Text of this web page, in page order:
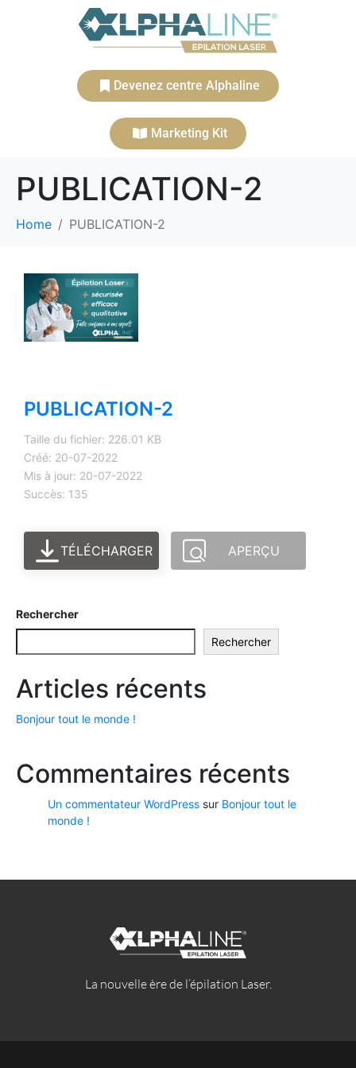
Devenez centre Alphaline
Marketing Kit
PUBLICATION-2
Home PUBLICATION-2
PUBLICATION-2
Taille du fichier: 226.01 KB
Créé: 20-07-2022
Mis à jour: 20-07-2022
Succès: 135
TÉLÉCHARGER APERÇU
Rechercher
Rechercher
Articles récents
Bonjour tout le monde !
Commentaires récents
Un commentateur WordPress sur Bonjour tout le
monde !
La nouvelle ère de l’épilation Laser.